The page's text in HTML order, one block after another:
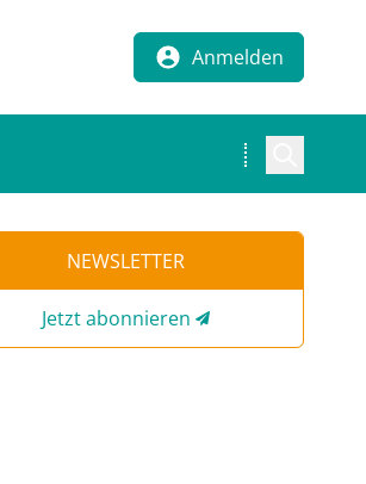
Anmelden
NEWSLETTER
Jetzt abonnieren